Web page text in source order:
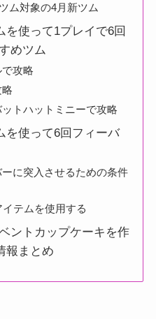
ム対象の4月新ツム
を使って1プレイで6回
めツム
攻略
トハットミニーで攻略
を使って6回フィーバ
に突入させるための条件
テムを使用する
ントカップケーキを作
報まとめ